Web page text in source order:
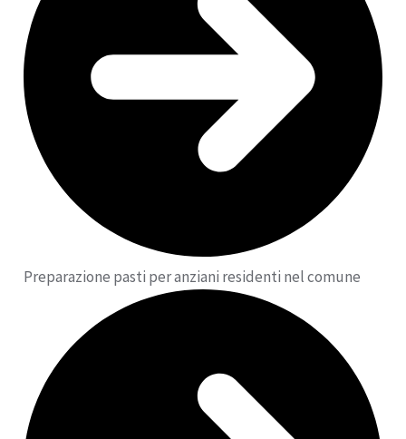
Preparazione pasti per anziani residenti nel comune